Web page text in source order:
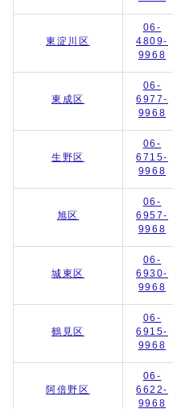
東淀川区
06-
4809-
9968
東成区
06-
6977-
9968
生野区
06-
6715-
9968
旭区
06-
6957-
9968
城東区
06-
6930-
9968
鶴見区
06-
6915-
9968
阿倍野区
06-
6622-
9968